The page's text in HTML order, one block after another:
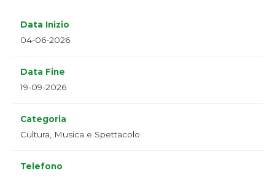
Data Inizio
04-06-2026
Data Fine
19-09-2026
Categoria
Cultura, Musica e Spettacolo
Telefono